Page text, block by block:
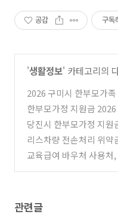
공감 구독
'생활정보' 카테고리의
2026 구미시 한부모가
역보다 다른 특별지원정
한부모가정 지원금
금 계산기)
(0)
당진시 한부모가정 지원
방법/자격/금액 상세안
리스차량 전손처리 위약
약기간 남아 있으면 꼭
교육급여 바우처 사용처
관련글